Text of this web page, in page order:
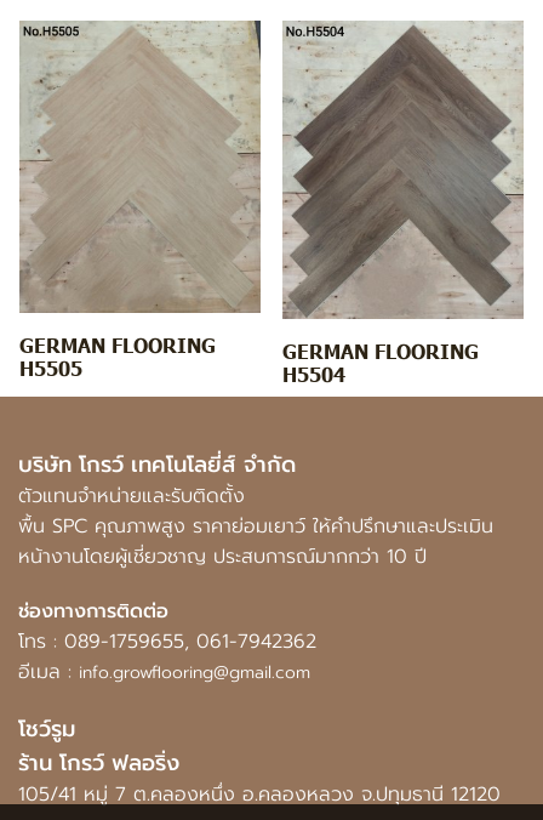
GERMAN FLOORING
H5505
GERMAN FLOORING
H5504
บริษัท โกรว์ เทคโนโลยี่ส์ จำกัด
ตัวแทนจำหน่ายและรับติดตั้ง
พื้น SPC คุณภาพสูง ราคาย่อมเยาว์ ให้คำปรึกษาและประเมิน
หน้างานโดยผู้เชี่ยวชาญ ประสบการณ์มากกว่า 10 ปี
ช่องทางการติดต่อ
โทร : 089-1759655, 061-7942362
อีเมล : info.growflooring@gmail.com
โชว์รูม
ร้าน โกรว์ ฟลอริ่ง
105/41 หมู่ 7 ต.คลองหนึ่ง อ.คลองหลวง จ.ปทุมธานี 12120